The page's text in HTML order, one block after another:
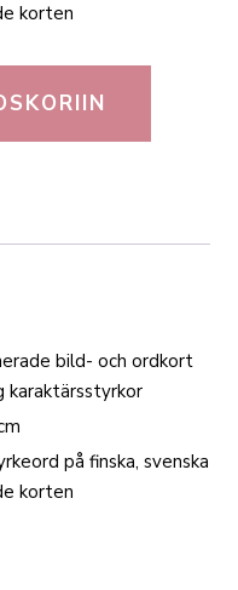
korten
bild- och ordkort
karaktärsstyrkor
på finska, svenska
korten